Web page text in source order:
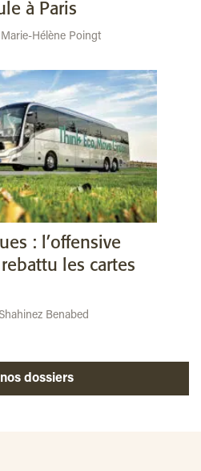
à Paris
Hélène Poingt
: l’offensive
les cartes
Benabed
Tous nos dossiers